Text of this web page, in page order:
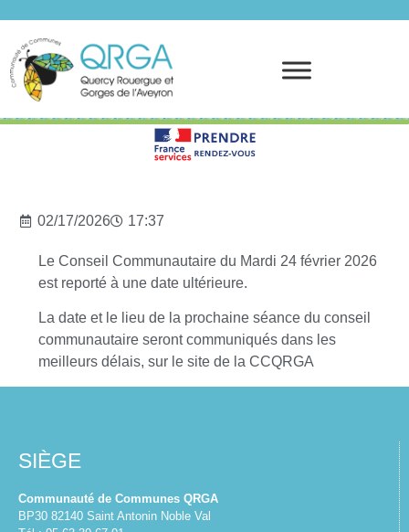
02/17/2026 17:37
Le Conseil Communautaire du Mardi 24 février 2026
est reporté à une date ultérieure.
La date et le lieu de la prochaine séance du conseil
communautaire seront communiqués dans les
meilleurs délais, sur le site de la CCQRGA
SIÈGE
Communauté de Communes QRGA
BP30 82140 Saint Antonin Noble Val